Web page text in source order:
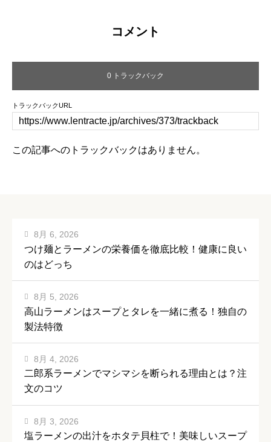
コメント
0 トラックバック
トラックバックURL
この記事へのトラックバックはありません。
つけ麺とラーメンの栄養価を徹底比較！健康に良い
のはどっち
8月 6, 2026
高山ラーメンはスープとタレを一緒に煮る！独自の
製法特徴
8月 5, 2026
二郎系ラーメンでマシマシを断られる理由とは？注
文のコツ
8月 4, 2026
塩ラーメンの出汁をホタテ貝柱で！美味しいスープ
8月 3, 2026